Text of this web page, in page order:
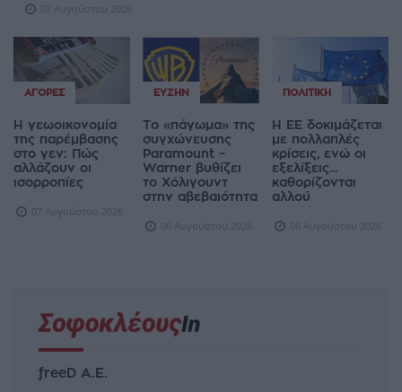
07 Αυγούστου 2026
ΑΓΟΡΈΣ
Η γεωοικονομία
της παρέμβασης
στο γεν: Πώς
αλλάζουν οι
ισορροπίες
07 Αυγούστου 2026
ΕΥΖΗΝ
Το «πάγωμα» της
συγχώνευσης
Paramount –
Warner βυθίζει
το Χόλιγουντ
στην αβεβαιότητα
06 Αυγούστου 2026
ΠΟΛΙΤΙΚΉ
Η ΕΕ δοκιμάζεται
με πολλαπλές
κρίσεις, ενώ οι
εξελίξεις...
καθορίζονται
αλλού
06 Αυγούστου 2026